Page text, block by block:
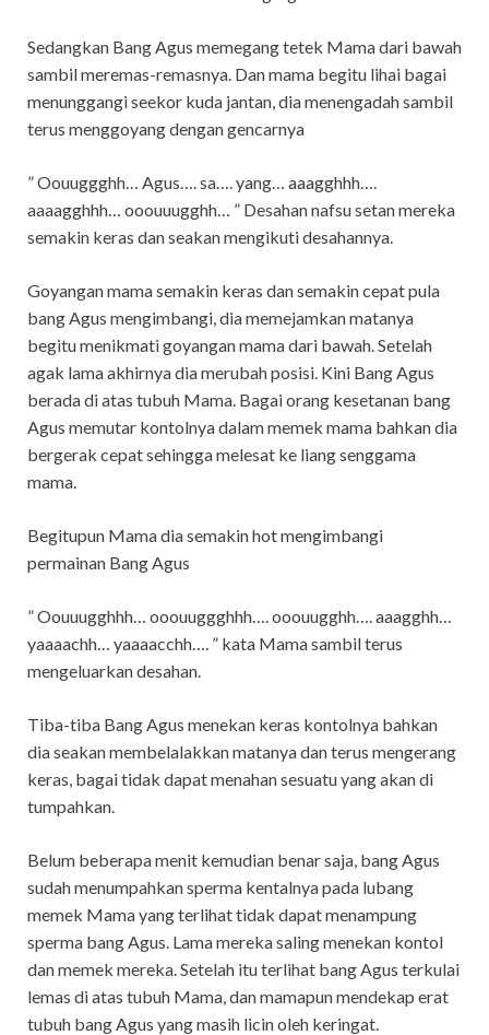
Sedangkan Bang Agus memegang tetek Mama dari bawah
sambil meremas-remasnya. Dan mama begitu lihai bagai
menunggangi seekor kuda jantan, dia menengadah sambil
terus menggoyang dengan gencarnya
” Oouuggghh… Agus…. sa…. yang… aaagghhh….
aaaagghhh… ooouuugghh… ” Desahan nafsu setan mereka
semakin keras dan seakan mengikuti desahannya.
Goyangan mama semakin keras dan semakin cepat pula
bang Agus mengimbangi, dia memejamkan matanya
begitu menikmati goyangan mama dari bawah. Setelah
agak lama akhirnya dia merubah posisi. Kini Bang Agus
berada di atas tubuh Mama. Bagai orang kesetanan bang
Agus memutar kontolnya dalam memek mama bahkan dia
bergerak cepat sehingga melesat ke liang senggama
mama.
Begitupun Mama dia semakin hot mengimbangi
permainan Bang Agus
” Oouuugghhh… ooouuggghhh…. ooouugghh…. aaagghh…
yaaaachh… yaaaacchh…. ” kata Mama sambil terus
mengeluarkan desahan.
Tiba-tiba Bang Agus menekan keras kontolnya bahkan
dia seakan membelalakkan matanya dan terus mengerang
keras, bagai tidak dapat menahan sesuatu yang akan di
tumpahkan.
Belum beberapa menit kemudian benar saja, bang Agus
sudah menumpahkan sperma kentalnya pada lubang
memek Mama yang terlihat tidak dapat menampung
sperma bang Agus. Lama mereka saling menekan kontol
dan memek mereka. Setelah itu terlihat bang Agus terkulai
lemas di atas tubuh Mama, dan mamapun mendekap erat
tubuh bang Agus yang masih licin oleh keringat.